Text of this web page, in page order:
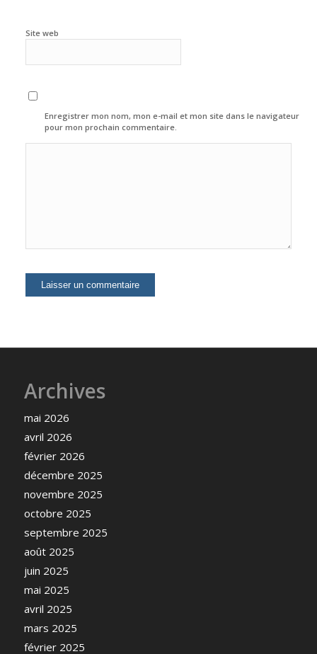
Site web
Enregistrer mon nom, mon e-mail et mon site dans le navigateur
pour mon prochain commentaire.
Archives
mai 2026
avril 2026
février 2026
décembre 2025
novembre 2025
octobre 2025
septembre 2025
août 2025
juin 2025
mai 2025
avril 2025
mars 2025
février 2025